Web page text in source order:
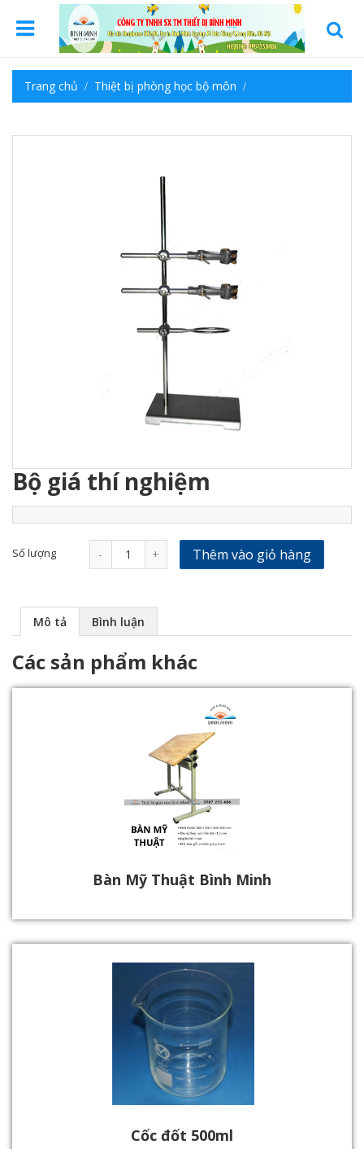
Trang chủ Thiệt bị phòng học bộ môn
Bộ giá thí nghiệm
Số lượng - + Thêm vào giỏ hàng
Mô tả Bình luận
Các sản phẩm khác
Bàn Mỹ Thuật Bình Minh
Cốc đốt 500ml